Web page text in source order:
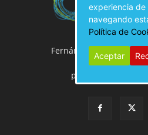
Fernán González, 50
914 02 00
experiencia de
navegando
Política de
Aceptar